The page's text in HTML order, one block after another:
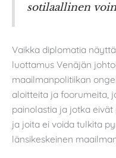
sotilaallinen
Vaikka diplomatia
luottamus Venäjän
maailmanpolitiikan
aloitteita ja foorumeita,
painolastia ja jotka
ja joita ei voida tulkita
länsikeskeinen